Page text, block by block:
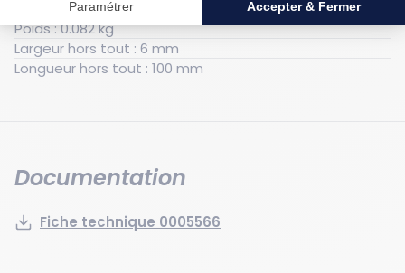
Poids : 0.082 kg
Largeur hors tout : 6 mm
Longueur hors tout : 100 mm
Documentation
Fiche technique 0005566